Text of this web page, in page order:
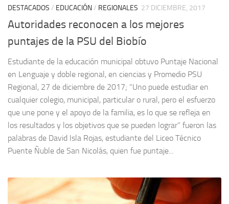
DESTACADOS / EDUCACIÓN/ REGIONALES 27 DICIEMBRE, 2017
Autoridades reconocen a los mejores
puntajes de la PSU del Biobío
Estudiante de la educación municipal obtuvo Puntaje Nacional
en Lenguaje y doble regional, en ciencias y Promedio PSU
Regional, 27 de diciembre de 2017; “Uno puede estudiar en
cualquier colegio, municipal, particular o rural, pero el esfuerzo
que une pone y el apoyo de la familia, es lo que se refleja en
los resultados y los objetivos que se pueden lograr” fueron las
palabras de David Isla Rojas, estudiante del Liceo Técnico
Puente Ñuble de San Nicolás, quien fue puntaje...